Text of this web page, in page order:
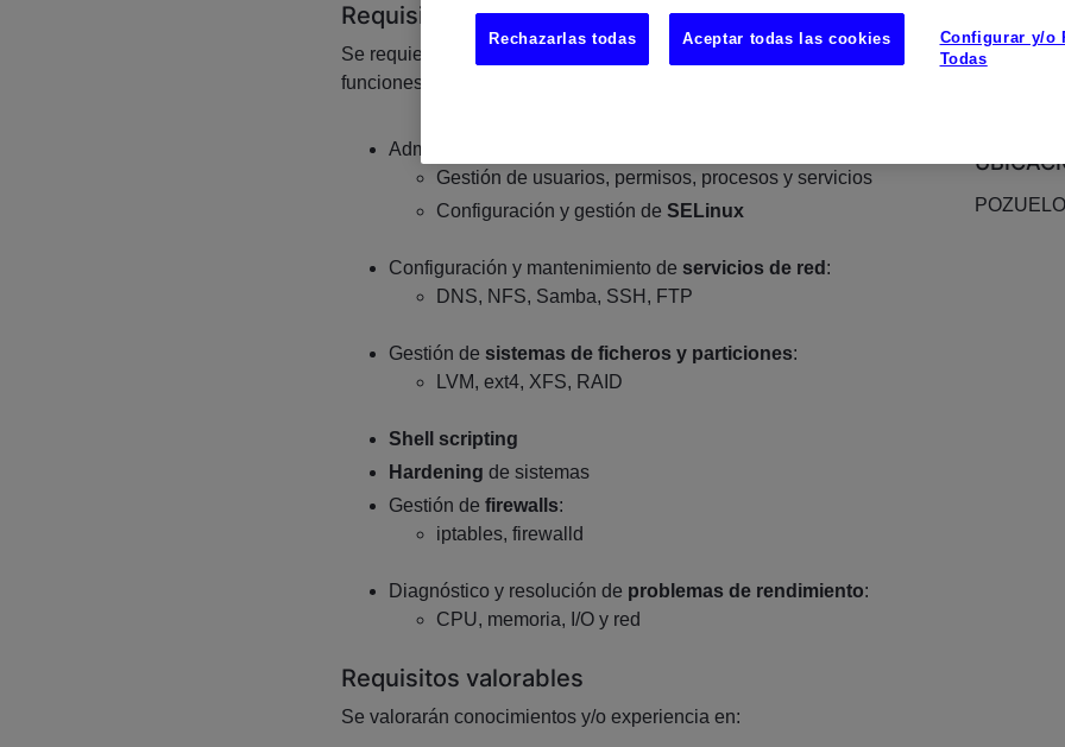
Requisitos imprescindibles
Se requiere una experiencia mínima de 3 años
funciones similares, con dominio en:
Administración de
Gestión de usuarios, permisos, procesos y servicios
Configuración y gestión de SELinux
Configuración y mantenimiento de servicios de red :
DNS, NFS, Samba, SSH, FTP
Gestión de sistemas de ficheros y particiones:
LVM, ext4, XFS, RAID
Shell scripting
Hardening de sistemas
Gestión de firewalls:
iptables, firewalld
Diagnóstico y resolución de problemas de rendimiento:
CPU, memoria, I/O y red
Requisitos valorables
Se valorarán conocimientos y/o experiencia en:
Configurar y/o
Todas
Rechazarlas todas Aceptar todas las cookies